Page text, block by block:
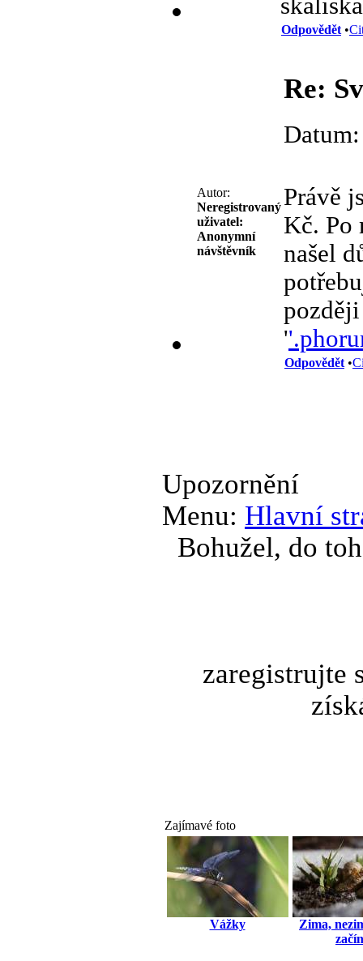
Odpovědět •
Autor:
Neregistrovaný
uživatel:
Anonymní
návštěvník
Re:
Právě
Kč. Po
našel
'
Odpovědět •
Upozornění
Menu: Hlavní
Bohužel, do
zaregistrujte
Zajímavé foto
Vážky
Zima,